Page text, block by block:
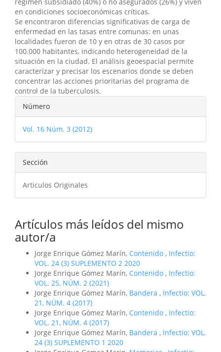
en condiciones socioeconómicas críticas.
Se encontraron diferencias significativas de carga de
enfermedad en las tasas entre comunas: en unas
localidades fueron de 10 y en otras de 30 casos por
100.000 habitantes, indicando heterogeneidad de la
situación en la ciudad. El análisis geoespacial permite
caracterizar y precisar los escenarios donde se deben
concentrar las acciones prioritarias del programa de
control de la tuberculosis.
Detalles
del
artículo
Número
Vol. 16 Núm. 3 (2012)
Sección
Articulos Originales
Artículos más leídos del mismo
autor/a
Jorge Enrique Gómez Marín, Contenido , Infectio:
VOL. 24 (3) SUPLEMENTO 2 2020
Jorge Enrique Gómez Marín, Contenido , Infectio:
VOL. 25, NÚM. 2 (2021)
Jorge Enrique Gómez Marín, Bandera , Infectio: VOL.
21, NÚM. 4 (2017)
Jorge Enrique Gómez Marín, Contenido , Infectio:
VOL. 21, NÚM. 4 (2017)
Jorge Enrique Gómez Marín, Bandera , Infectio: VOL.
24 (3) SUPLEMENTO 1 2020